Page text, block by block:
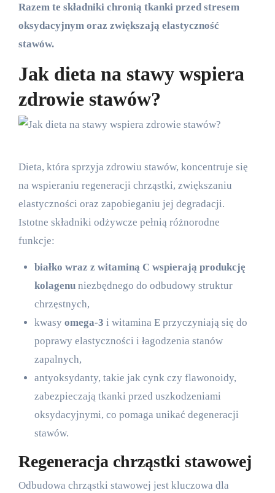
Razem te składniki chronią tkanki przed stresem
oksydacyjnym oraz zwiększają elastyczność
stawów.
Jak dieta na stawy wspiera
zdrowie stawów?
Dieta, która sprzyja zdrowiu stawów, koncentruje się
na wspieraniu regeneracji chrząstki, zwiększaniu
elastyczności oraz zapobieganiu jej degradacji.
Istotne składniki odżywcze pełnią różnorodne
funkcje:
białko wraz z witaminą C wspierają produkcję
kolagenuniezbędnego do odbudowy struktur
chrzęstnych,
kwasy omega-3 i witamina E przyczyniają się do
poprawy elastyczności i łagodzenia stanów
zapalnych,
antyoksydanty, takie jak cynk czy flawonoidy,
zabezpieczają tkanki przed uszkodzeniami
oksydacyjnymi, co pomaga unikać degeneracji
stawów.
Regeneracja chrząstki stawowej
Odbudowa chrząstki stawowej jest kluczowa dla